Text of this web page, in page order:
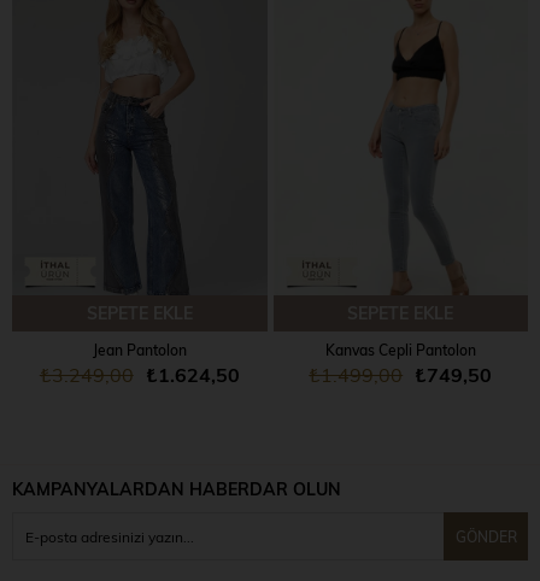
Jean Pantolon
₺1.624,50
₺3.249,00
Kanvas Cepli Pantolon
₺749,50
₺1.499,00
KAMPANYALARDAN HABERDAR OLUN
GÖNDER